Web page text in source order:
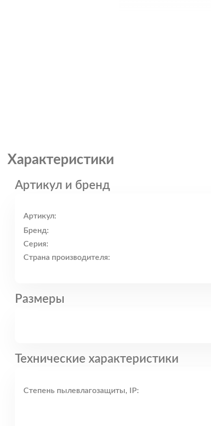
Характеристики
Артикул и бренд
Артикул:
Бренд:
Серия:
Страна производителя:
Размеры
Технические характеристики
Степень пылевлагозащиты, IP: